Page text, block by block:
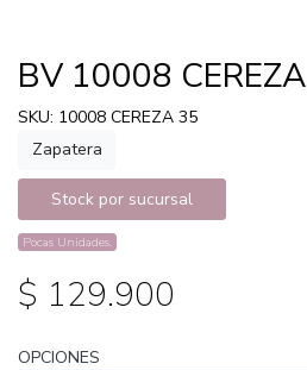
BV 10008 CEREZA
SKU: 10008 CEREZA 35
Zapatera
Stock por sucursal
Pocas Unidades.
$ 129.900
OPCIONES